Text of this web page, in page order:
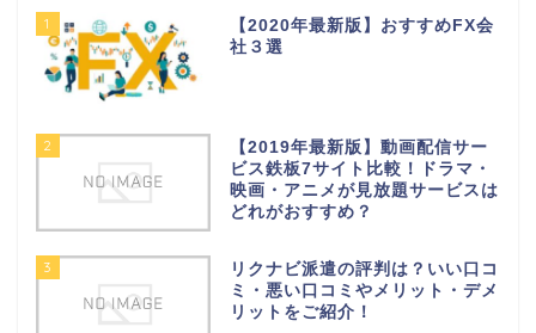
1
【2020年最新版】おすすめFX会
社３選
2
【2019年最新版】動画配信サー
ビス鉄板7サイト比較！ドラマ・
映画・アニメが見放題サービスは
どれがおすすめ？
3
リクナビ派遣の評判は？いい口コ
ミ・悪い口コミやメリット・デメ
リットをご紹介！